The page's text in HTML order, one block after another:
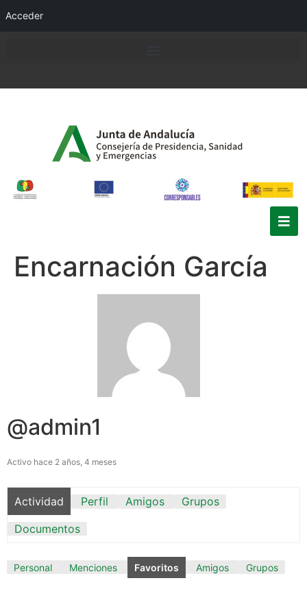
Acceder
Encarnación García
@admin1
Activo hace 2 años, 4 meses
Actividad Perfil Amigos
Grupos
Documentos
Personal Menciones Favoritos Amigos Grupos